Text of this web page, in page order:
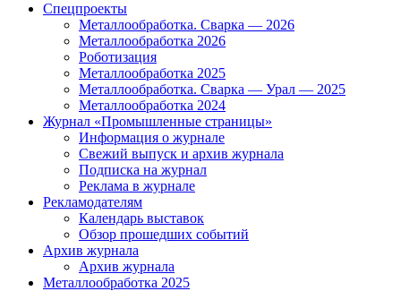
Спецпроекты
Металлообработка. Сварка — 2026
Металлообработка 2026
Роботизация
Металлообработка 2025
Металлообработка. Сварка — Урал — 2025
Металлообработка 2024
Журнал «Промышленные страницы»
Информация о журнале
Свежий выпуск и архив журнала
Подписка на журнал
Реклама в журнале
Рекламодателям
Календарь выставок
Обзор прошедших событий
Архив журнала
Архив журнала
Металлообработка 2025